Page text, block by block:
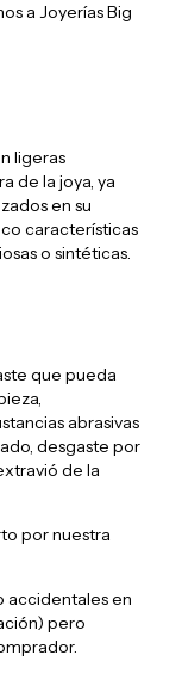
a Joyerías Big
ligeras
de la joya, ya
en su
características
o sintéticas.
que pueda
abrasivas
desgaste por
de la
por nuestra
accidentales en
pero